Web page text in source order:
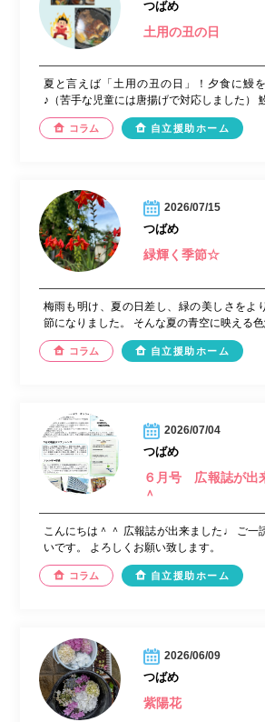
つばめ
土用の丑の日
夏と言えば「土用の丑の日」！夕食に鰻
♪（苦手な児童には唐揚げで対応しました）
コラム 自立援助ホーム
2026/07/15
つばめ
緑輝く季節☆
梅雨も明け、夏の日差し、緑の美しさをよ
節になりました。 そんな夏の青空に映える
コラム 自立援助ホーム
2026/07/04
つばめ
６月号 広報誌が出
＾
こんにちは＾＾ 広報誌が出来ました♩ ご一
いです。 よろしくお願い致します。
コラム 自立援助ホーム
2026/06/09
つばめ
紫陽花